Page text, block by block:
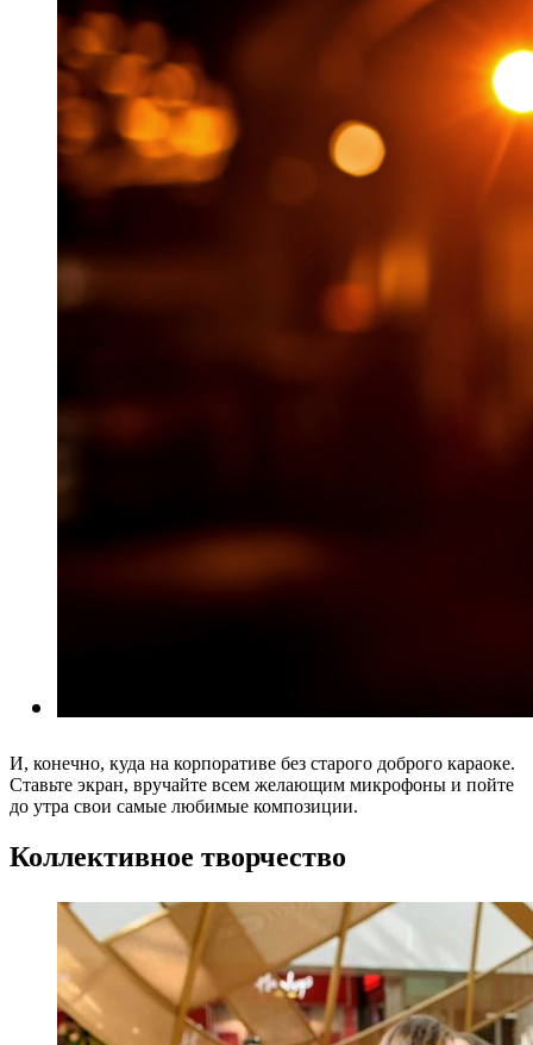
И, конечно, куда на корпоративе без старого доброго караоке.
Ставьте экран, вручайте всем желающим микрофоны и пойте
до утра свои самые любимые композиции.
Коллективное творчество